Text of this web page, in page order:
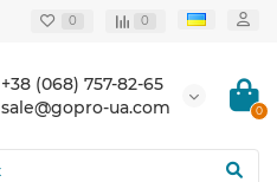
0 0
+38 (068) 757-82-65
sale@gopro-ua.com
0